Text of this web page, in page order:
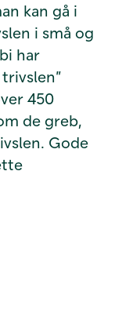
kan gå i
i små og
har
450
de greb,
Gode